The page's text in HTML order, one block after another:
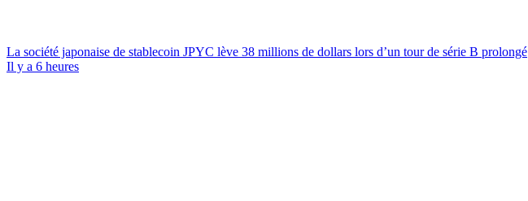
La société japonaise de stablecoin JPYC lève 38 millions de dollars lors d’un tour de série B prolongé
Il y a 6 heures